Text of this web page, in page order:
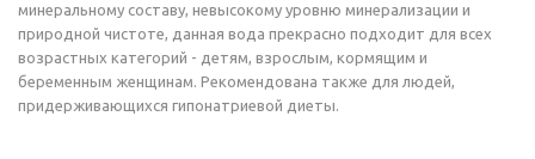
минеральному составу, невысокому уровню минерализации и
природной чистоте, данная вода прекрасно подходит для всех
возрастных категорий - детям, взрослым, кормящим и
беременным женщинам. Рекомендована также для людей,
придерживающихся гипонатриевой диеты.